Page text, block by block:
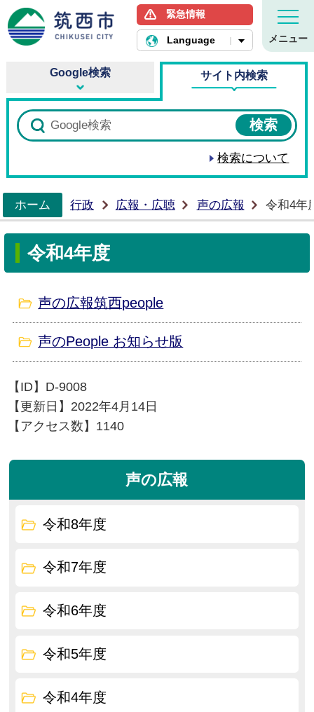
筑西市ホームページ
緊急情報
Language メニュー
Google検索 サイト内検索
検索について
ホーム
行政 広報・広聴 声の広報 令和4年
令和4年度
声の広報筑西people
声のPeople お知らせ版
【ID】 D-9008
【更新日】 2022年4月14日
【アクセス数】 1140
声の広報
令和8年度
令和7年度
令和6年度
令和5年度
令和4年度